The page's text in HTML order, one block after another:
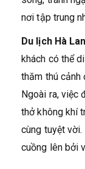
nơi tập trung
Du lịch Hà Lan
khách có thể
thăm thú cảnh
Ngoài ra, việc
thở không khí
cùng tuyệt
cuồng lên bởi